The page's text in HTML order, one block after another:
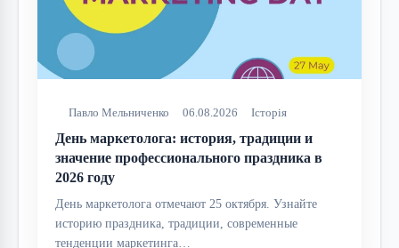
Павло Мельниченко 06.08.2026 Історія
День маркетолога: история, традиции и
значение профессионального праздника в
2026 году
День маркетолога отмечают 25 октября. Узнайте
историю праздника, традиции, современные
тенденции маркетинга…